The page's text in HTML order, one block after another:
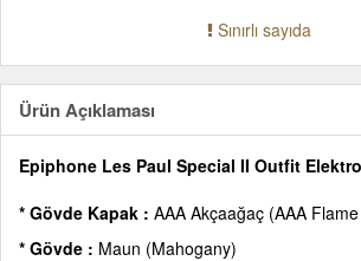
Sınırlı sayıda
Ürün Açıklaması
Epiphone Les Paul Special II Outfit
* Gövde Kapak : AAA Akçaağaç (AAA
* Gövde : Maun (Mahogany)